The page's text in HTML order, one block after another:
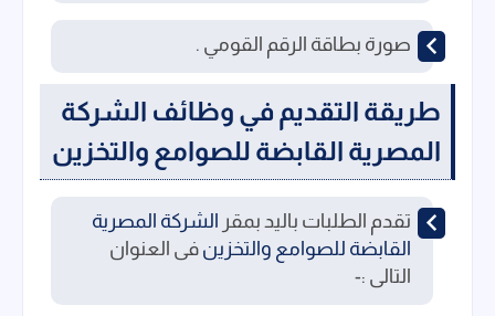
صورة بطاقة الرقم القومي .
طريقة التقديم في وظائف الشركة
المصرية القابضة للصوامع والتخزين
تقدم الطلبات باليد بمقر الشركة المصرية
القابضة للصوامع والتخزين فى العنوان
التالى :-